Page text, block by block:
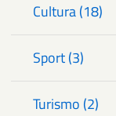
Cultura (18)
Sport (3)
Turismo (2)